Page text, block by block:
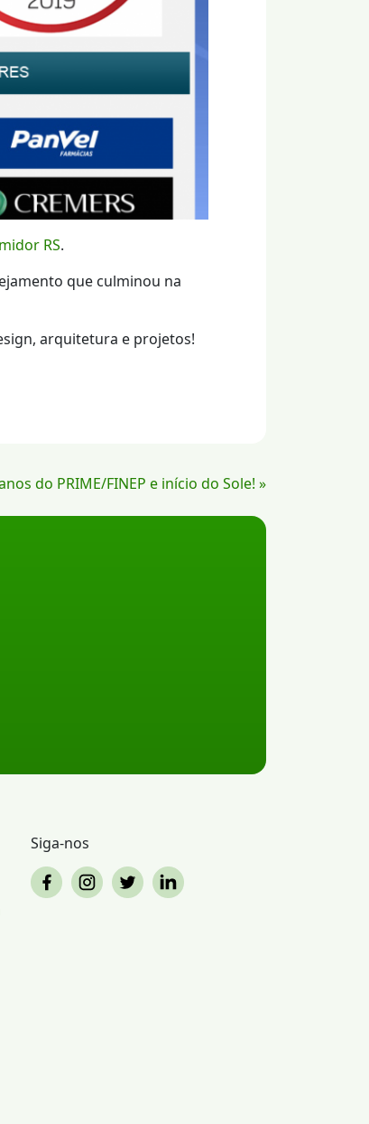
RS.
que culminou na
arquitetura e projetos!
do PRIME/FINEP e início do Sole! »
Siga-nos